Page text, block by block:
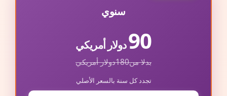
سنوي
90دولار أمريكي
بدلا من180دولار أمريكي
تجدد كل سنة بالسعر الأصلي